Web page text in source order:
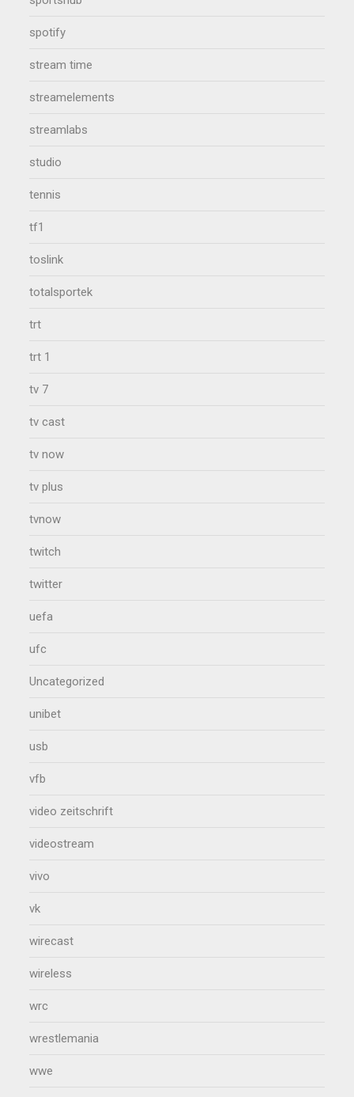
spotify
stream time
streamelements
streamlabs
studio
tennis
tf1
toslink
totalsportek
trt
trt 1
tv 7
tv cast
tv now
tv plus
tvnow
twitch
twitter
uefa
ufc
Uncategorized
unibet
usb
vfb
video zeitschrift
videostream
vivo
vk
wirecast
wireless
wrc
wrestlemania
wwe